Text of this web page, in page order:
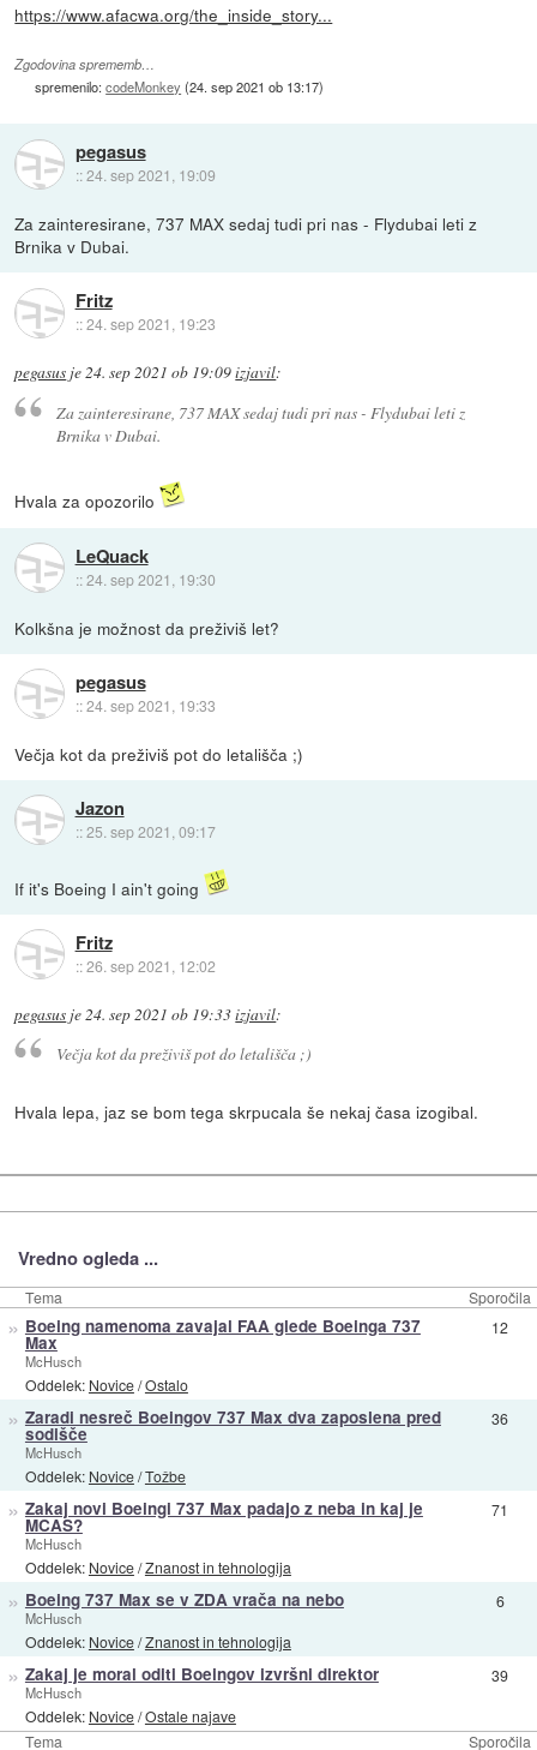
https://www.afacwa.org/the_inside_story...
Zgodovina sprememb…
spremenilo:codeMonkey (24. sep 2021 ob 13:17)
pegasus
::24. sep 2021, 19:09
Za zainteresirane, 737 MAX sedaj tudi pri nas - Flydubai leti z
Brnika v Dubai.
Fritz
::24. sep 2021, 19:23
pegasus je24. sep 2021 ob 19:09izjavil:
Za zainteresirane, 737 MAX sedaj tudi pri nas - Flydubai leti z
Brnika v Dubai.
Hvala za opozorilo
LeQuack
::24. sep 2021, 19:30
Kolkšna je možnost da preživiš let?
pegasus
::24. sep 2021, 19:33
Večja kot da preživiš pot do letališča ;)
Jazon
::25. sep 2021, 09:17
If it's Boeing I ain't going
Fritz
::26. sep 2021, 12:02
pegasus je24. sep 2021 ob 19:33izjavil:
Večja kot da preživiš pot do letališča ;)
Hvala lepa, jaz se bom tega skrpucala še nekaj časa izogibal.
Vredno ogleda ...
Tema Sporočila
Tema Sporočila
» Boeing namenoma zavajal FAA glede Boeinga 737
Max
McHusch
Oddelek: Novice/Ostalo
12
» Zaradi nesreč Boeingov 737 Max dva zaposlena pred
sodišče
McHusch
Oddelek: Novice/Tožbe
36
» Zakaj novi Boeingi 737 Max padajo z neba in kaj je
MCAS?
McHusch
Oddelek: Novice/Znanost in tehnologija
71
» Boeing 737 Max se v ZDA vrača na nebo
McHusch
Oddelek: Novice/Znanost in tehnologija
6
» Zakaj je moral oditi Boeingov izvršni direktor
McHusch
Oddelek: Novice/Ostale najave
39